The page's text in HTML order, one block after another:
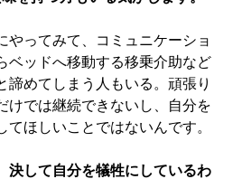
やってみて、コミュニケーショ
ベッドへ移動する移乗介助など
諦めてしまう人もいる。頑張り
けでは継続できないし、自分を
てほしいことではないんです。
して自分を犠牲にしているわ